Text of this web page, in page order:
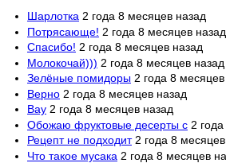
Шарлотка 2 года 8 месяцев назад
Потрясающе! 2 года 8 месяцев назад
Спасибо! 2 года 8 месяцев назад
Молокочай))) 2 года 8 месяцев назад
Зелёные помидоры 2 года 8
Верно 2 года 8 месяцев назад
Вау 2 года 8 месяцев назад
Обожаю фруктовые десерты с 2
Рецепт не подходит 2 года 8
Что такое мусака 2 года 8 месяцев